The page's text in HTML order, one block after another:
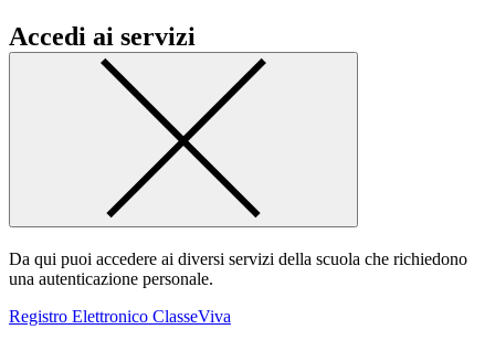
Accedi ai servizi
Da qui puoi accedere ai diversi servizi della scuola che richiedono
una autenticazione personale.
Registro Elettronico ClasseViva